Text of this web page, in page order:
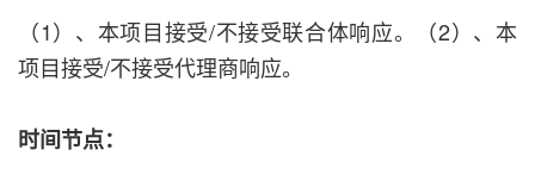
（1）、本项目接受/不接受联合体响应。（2）、本
项目接受/不接受代理商响应。
时间节点：